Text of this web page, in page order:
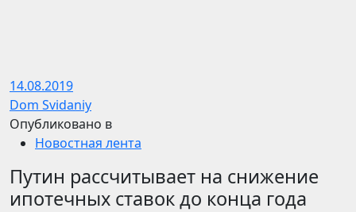
14.08.2019
Dom Svidaniy
Опубликовано в
Новостная лента
Путин рассчитывает на снижение
ипотечных ставок до конца года